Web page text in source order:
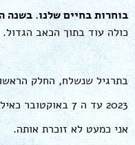
בוחרות בחיים שלנו.
כולה עוד בתוך הכאב הגדול.
בתרגיל שנשלח, החלק
2023 עד ה 7 באוקטובר כאילו מנותקת אצלי מעצמה.
אני כמעט לא זוכרת אותה.